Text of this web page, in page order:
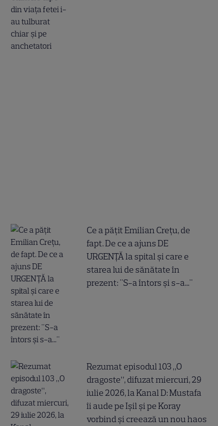
Ce a pățit Emilian Crețu, de
fapt. De ce a ajuns DE
URGENȚĂ la spital și care e
starea lui de sănătate în
prezent: "S-a întors și s-a..."
Rezumat episodul 103 „O
dragoste”, difuzat miercuri, 29
iulie 2026, la Kanal D: Mustafa
îi aude pe Ișil și pe Koray
vorbind și creează un nou haos